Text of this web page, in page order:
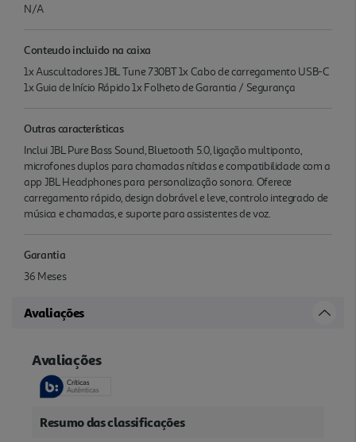
N/A
Conteudo incluido na caixa
1x Auscultadores JBL Tune 730BT 1x Cabo de carregamento USB-C
1x Guia de Início Rápido 1x Folheto de Garantia / Segurança
Outras características
Inclui JBL Pure Bass Sound, Bluetooth 5.0, ligação multiponto,
microfones duplos para chamadas nítidas e compatibilidade com a
app JBL Headphones para personalização sonora. Oferece
carregamento rápido, design dobrável e leve, controlo integrado de
música e chamadas, e suporte para assistentes de voz.
Garantia
36 Meses
Avaliações